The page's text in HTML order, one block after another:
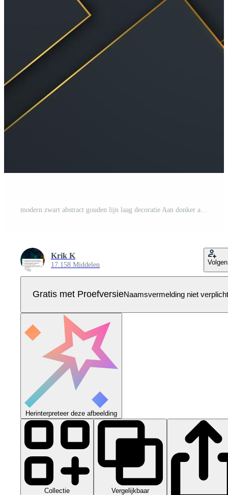
Krik K
17.158 Middelen Volgen
Gratis met ProefversieNaamsvermelding niet verplicht
Herinterpreteer deze afbeelding
Collectie Vergelijkbaar